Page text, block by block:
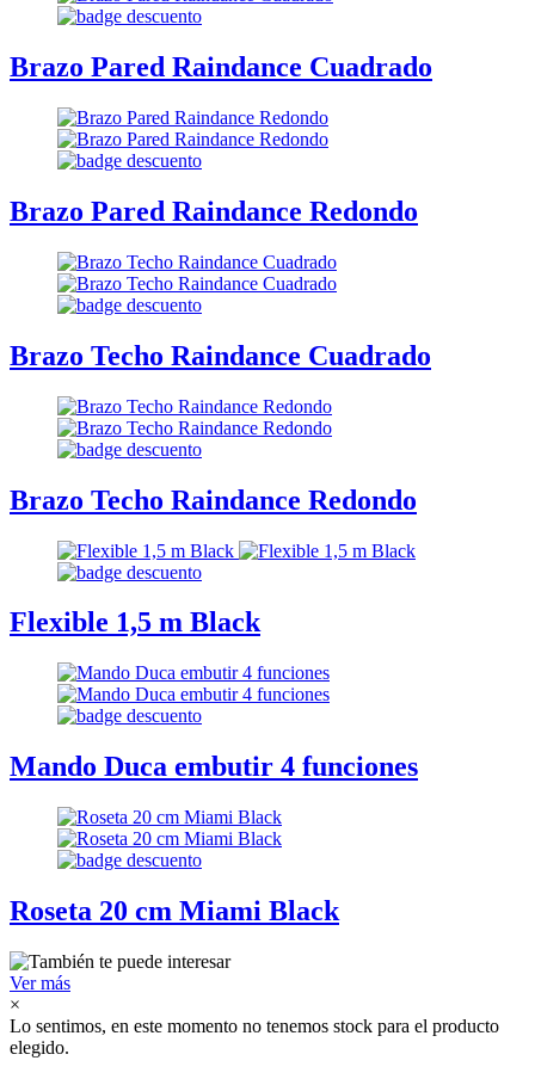
Brazo Pared Raindance Cuadrado
Brazo Pared Raindance Redondo
Brazo Techo Raindance Cuadrado
Brazo Techo Raindance Redondo
Flexible 1,5 m Black
Mando Duca embutir 4 funciones
Roseta 20 cm Miami Black
Ver más
×
Lo sentimos, en este momento no tenemos stock para el producto
elegido.